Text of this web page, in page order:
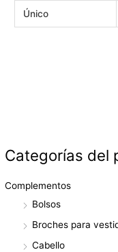
Categorías del
Complementos
Bolsos
Broches para
Cabello
Único